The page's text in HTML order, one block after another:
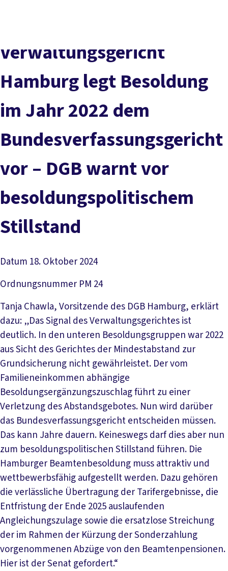
Service
Verwaltungsgericht
Hamburg legt Besoldung
im Jahr 2022 dem
Bundesverfassungsgericht
vor – DGB warnt vor
besoldungspolitischem
Stillstand
Datum 18. Oktober 2024
Ordnungsnummer PM 24
Tanja Chawla, Vorsitzende des DGB Hamburg, erklärt
dazu: „Das Signal des Verwaltungsgerichtes ist
deutlich. In den unteren Besoldungsgruppen war 2022
aus Sicht des Gerichtes der Mindestabstand zur
Grundsicherung nicht gewährleistet. Der vom
Familieneinkommen abhängige
Besoldungsergänzungszuschlag führt zu einer
Verletzung des Abstandsgebotes. Nun wird darüber
das Bundesverfassungsgericht entscheiden müssen.
Das kann Jahre dauern. Keineswegs darf dies aber nun
zum besoldungspolitischen Stillstand führen. Die
Hamburger Beamtenbesoldung muss attraktiv und
wettbewerbsfähig aufgestellt werden. Dazu gehören
die verlässliche Übertragung der Tarifergebnisse, die
Entfristung der Ende 2025 auslaufenden
Angleichungszulage sowie die ersatzlose Streichung
der im Rahmen der Kürzung der Sonderzahlung
vorgenommenen Abzüge von den Beamtenpensionen.
Hier ist der Senat gefordert.“